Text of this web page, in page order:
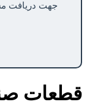
جهت دریافت
قطعات